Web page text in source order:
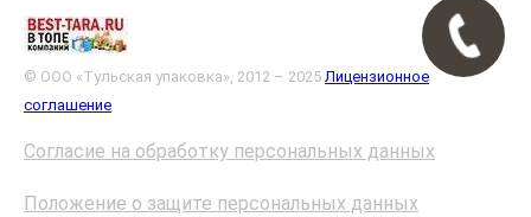
© ООО «Тульская упаковка», 2012 – 2025 Лицензионное
соглашение
Согласие на обработку персональных данных
Положение о защите персональных данных